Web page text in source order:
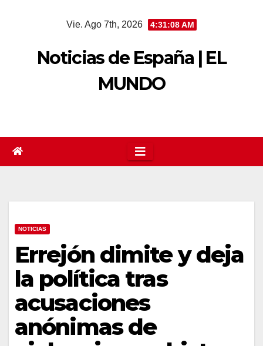
Vie. Ago 7th, 2026 4:31:09 AM
Noticias de España | EL
MUNDO
NOTICIAS
Errejón dimite y deja
la política tras
acusaciones
anónimas de